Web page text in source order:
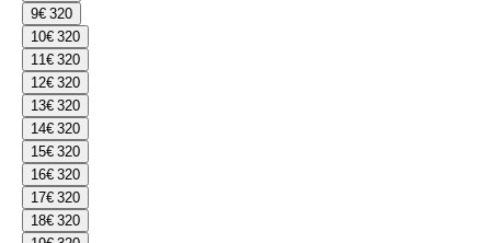
9€ 320
10€ 320
11€ 320
12€ 320
13€ 320
14€ 320
15€ 320
16€ 320
17€ 320
18€ 320